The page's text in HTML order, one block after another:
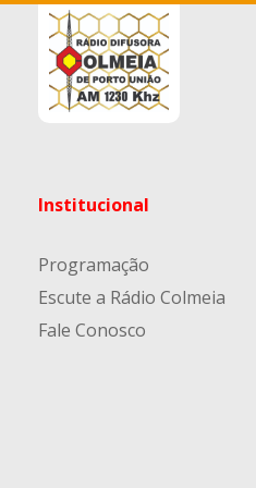
Institucional
Programação
Escute a Rádio Colmeia
Fale Conosco